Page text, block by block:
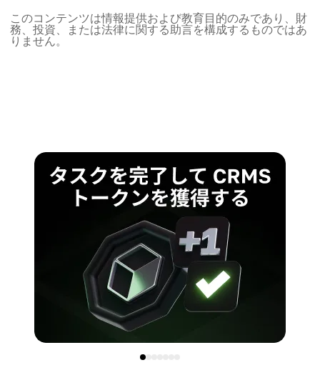
このコンテンツは情報提供および教育目的のみであり、財
務、投資、または法律に関する助言を構成するものではあ
りません。